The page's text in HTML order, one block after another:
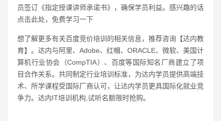
员签订《指定授课讲师承诺书》，确保学员利益。感兴趣的话
点击此处，免费学习一下
想了解更多有关百度竞价培训的相关信息，推荐咨询【达内教
育】。达内与阿里、Adobe、红帽、ORACLE、微软、美国计
算机行业协会（CompTIA）、百度等国际知名厂商建立了项
目合作关系。共同制定行业培训标准，为达内学员提供高端技
术、所学课程受国际厂商认可，让达内学员更具国际化就业竞
争力。达内IT培训机构,试听名额限时抢购。